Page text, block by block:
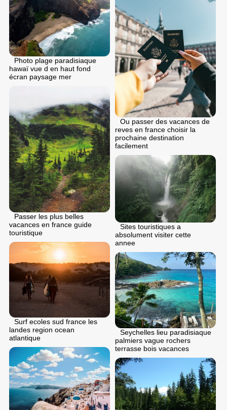
Photo plage paradisiaque
hawaï vue d en haut fond
écran paysage mer
Ou passer des vacances de
reves en france choisir la
prochaine destination
facilement
Passer les plus belles
vacances en france guide
touristique
Sites touristiques a
absolument visiter cette
annee
Surf ecoles sud france les
landes region ocean
atlantique
Seychelles lieu paradisiaque
palmiers vague rochers
terrasse bois vacances